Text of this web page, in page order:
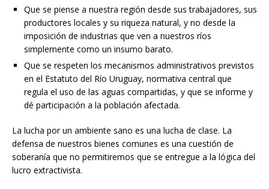
Que se piense a nuestra región desde sus trabajadores, sus
productores locales y su riqueza natural, y no desde la
imposición de industrias que ven a nuestros ríos
simplemente como un insumo barato.
Que se respeten los mecanismos administrativos previstos
en el Estatuto del Río Uruguay, normativa central que
regula el uso de las aguas compartidas, y que se informe y
dé participación a la población afectada.
La lucha por un ambiente sano es una lucha de clase. La
defensa de nuestros bienes comunes es una cuestión de
soberanía que no permitiremos que se entregue a la lógica del
lucro extractivista.